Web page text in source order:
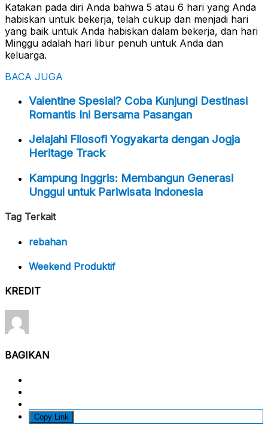
Katakan pada diri Anda bahwa 5 atau 6 hari yang Anda
habiskan untuk bekerja, telah cukup dan menjadi hari
yang baik untuk Anda habiskan dalam bekerja, dan hari
Minggu adalah hari libur penuh untuk Anda dan
keluarga.
BACA JUGA
Valentine Spesial? Coba Kunjungi Destinasi
Romantis Ini Bersama Pasangan
Jelajahi Filosofi Yogyakarta dengan Jogja
Heritage Track
Kampung Inggris: Membangun Generasi
Unggul untuk Pariwisata Indonesia
Tag Terkait
rebahan
Weekend Produktif
KREDIT
BAGIKAN
Copy Link